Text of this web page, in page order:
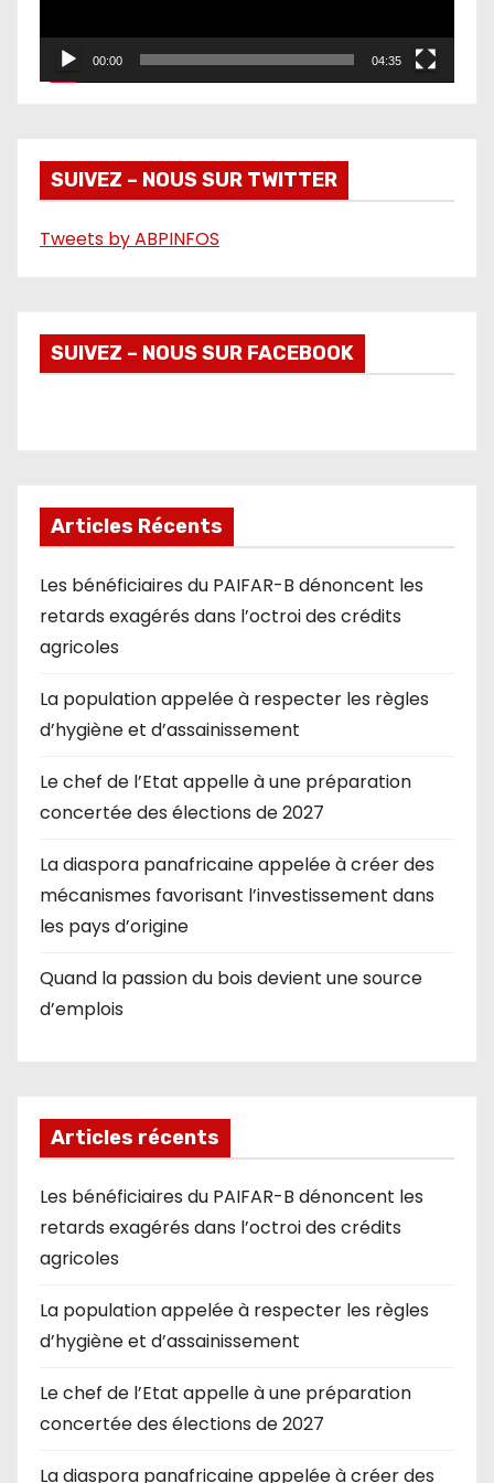
v
o
00:00 04:35
SUIVEZ – NOUS SUR TWITTER
Tweets by ABPINFOS
SUIVEZ – NOUS SUR FACEBOOK
Articles Récents
Les bénéficiaires du PAIFAR-B dénoncent les
retards exagérés dans l’octroi des crédits
agricoles
La population appelée à respecter les règles
d’hygiène et d’assainissement
Le chef de l’Etat appelle à une préparation
concertée des élections de 2027
La diaspora panafricaine appelée à créer des
mécanismes favorisant l’investissement dans
les pays d’origine
Quand la passion du bois devient une source
d’emplois
Articles récents
Les bénéficiaires du PAIFAR-B dénoncent les
retards exagérés dans l’octroi des crédits
agricoles
La population appelée à respecter les règles
d’hygiène et d’assainissement
Le chef de l’Etat appelle à une préparation
concertée des élections de 2027
La diaspora panafricaine appelée à créer des